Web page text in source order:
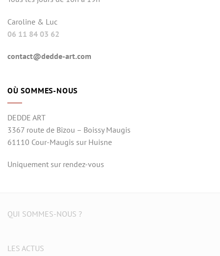
Caroline & Luc
06 11 84 03 62
contact@dedde-art.com
OÙ SOMMES-NOUS
DEDDE ART
3367 route de Bizou – Boissy Maugis
61110 Cour-Maugis sur Huisne
Uniquement sur rendez-vous
QUI SOMMES-NOUS ?
LES ACTUS